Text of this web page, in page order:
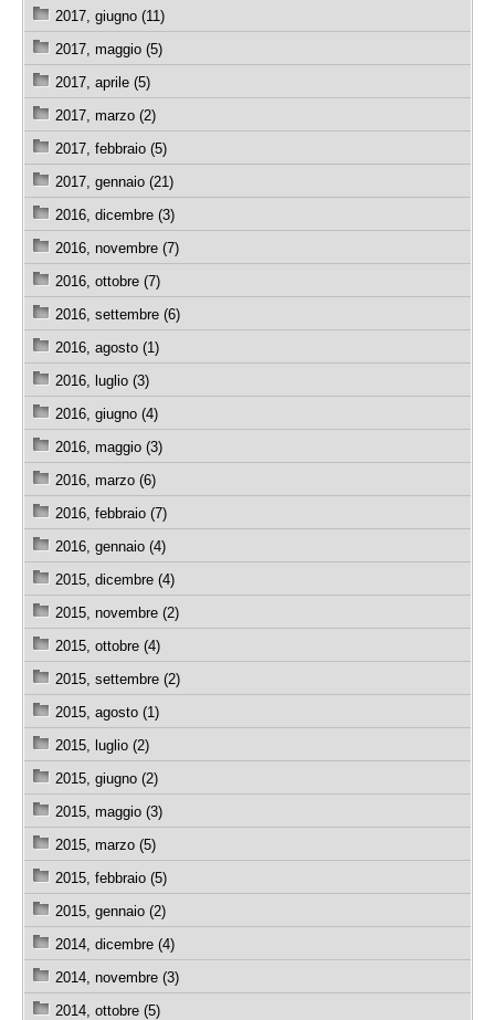
2017, giugno (11)
2017, maggio (5)
2017, aprile (5)
2017, marzo (2)
2017, febbraio (5)
2017, gennaio (21)
2016, dicembre (3)
2016, novembre (7)
2016, ottobre (7)
2016, settembre (6)
2016, agosto (1)
2016, luglio (3)
2016, giugno (4)
2016, maggio (3)
2016, marzo (6)
2016, febbraio (7)
2016, gennaio (4)
2015, dicembre (4)
2015, novembre (2)
2015, ottobre (4)
2015, settembre (2)
2015, agosto (1)
2015, luglio (2)
2015, giugno (2)
2015, maggio (3)
2015, marzo (5)
2015, febbraio (5)
2015, gennaio (2)
2014, dicembre (4)
2014, novembre (3)
2014, ottobre (5)